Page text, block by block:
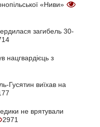
«Ниви»
загибель 30-
нацгвардієць з
Гусятин виїхав на
не врятували
2971